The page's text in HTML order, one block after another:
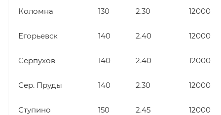
Коломна 130 2.30 12000
Егорьевск 140 2.40 12000
Серпухов 140 2.40 12000
Сер. Пруды 140 2.30 12000
Ступино 150 2.45 12000